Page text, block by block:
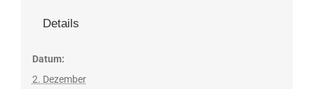
Details
Datum:
2. Dezember